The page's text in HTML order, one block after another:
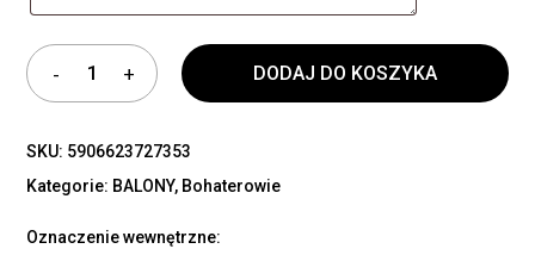
DODAJ DO KOSZYKA
SKU: 5906623727353
Kategorie: BALONY, Bohaterowie
Oznaczenie wewnętrzne: